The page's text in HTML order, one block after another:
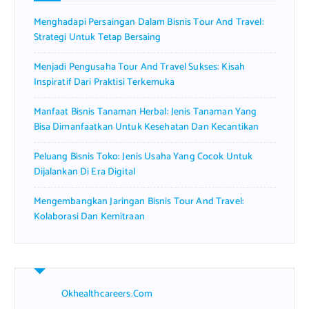
:Menghadapi Persaingan Dalam Bisnis Tour And Travel:
Strategi Untuk Tetap Bersaing
Menjadi Pengusaha Tour And Travel Sukses: Kisah
Inspiratif Dari Praktisi Terkemuka
Manfaat Bisnis Tanaman Herbal: Jenis Tanaman Yang
Bisa Dimanfaatkan Untuk Kesehatan Dan Kecantikan
Peluang Bisnis Toko: Jenis Usaha Yang Cocok Untuk
Dijalankan Di Era Digital
Mengembangkan Jaringan Bisnis Tour And Travel:
Kolaborasi Dan Kemitraan
Okhealthcareers.com